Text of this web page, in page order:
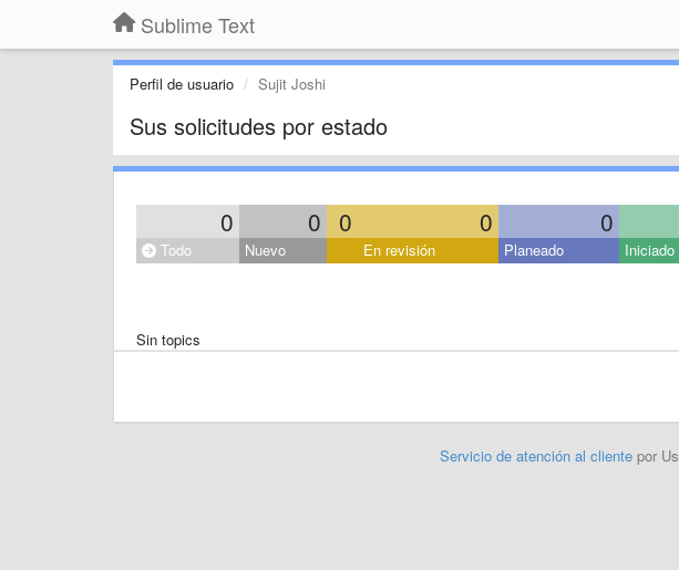
Sublime Text
Perfil de usuario Sujit Joshi
Sus solicitudes por estado
0 0 0 0 0
Todo Nuevo En revisión Planeado Iniciado
Sin topics
Servicio de atención al clientepor